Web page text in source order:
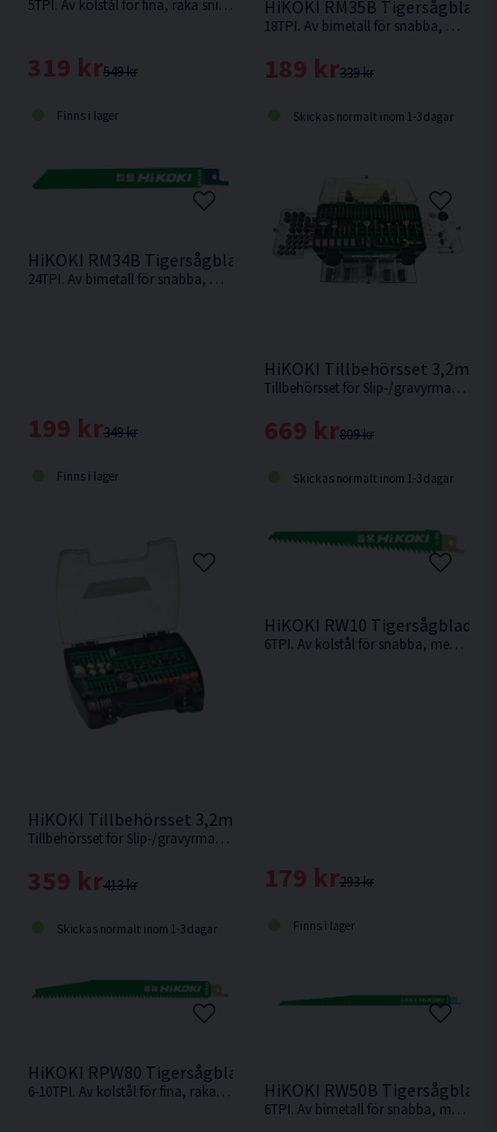
5TPI. Av kolstål för fina, raka snitt i mjuka material som t.ex mjukt trä.
549 kr
319 kr
Finns i lager
HiKOKI RM35B Tigersågblad
18TPI. Av bimetall för snabba, medelgrova till grova snitt i t.ex. hårt och mjukt trä, metall, legeringar etc.
339 kr
189 kr
Skickas normalt inom 1-3 dagar
HiKOKI RM34B Tigersågblad Metall 150mm 5-pack
24TPI. Av bimetall för snabba, medelgrova till grova snitt i t.ex. hårt och mjukt trä, metall, legeringar etc.
349 kr
199 kr
Finns i lager
HiKOKI Tillbehörsset 3,2mm
Tillbehörsset för Slip-/gravyrmaskiner, 389delar
809 kr
669 kr
Skickas normalt inom 1-3 dagar
HiKOKI Tillbehörsset 3,2mm 200 delar
Tillbehörsset för Slip-/gravyrmaskiner, 220 delar
413 kr
359 kr
Skickas normalt inom 1-3 dagar
HiKOKI RW10 Tigersågblad
6TPI. Av kolstål för snabba, medelgrova till grova snitt i t.ex hårt och mjukt trä, plast och legeringar.
293 kr
179 kr
Finns i lager
HiKOKI RPW80 Tigersågblad Trä 200mm 5-pack
6-10TPI. Av kolstål för fina, raka snitt i mjuka material som t.ex mjukt trä, kryssfanér etc. HiKOKI RW50B Tigersågblad
6TPI. Av bimetall för snabba, medelgrova till grova snitt i t.ex. hårt och mjukt trä, aluminium, plast och legeringar.